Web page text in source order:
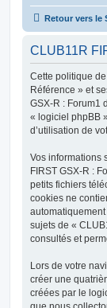
Retour vers le
CLUB11R
Cette politique
Référence » et
GSX-R : Forum1
« logiciel phpBB
d’utilisation de
Vos informations
FIRST GSX-R :
petits fichiers
cookies ne
sujets de «
consultés et
Lors de votre
créer une
créées par le